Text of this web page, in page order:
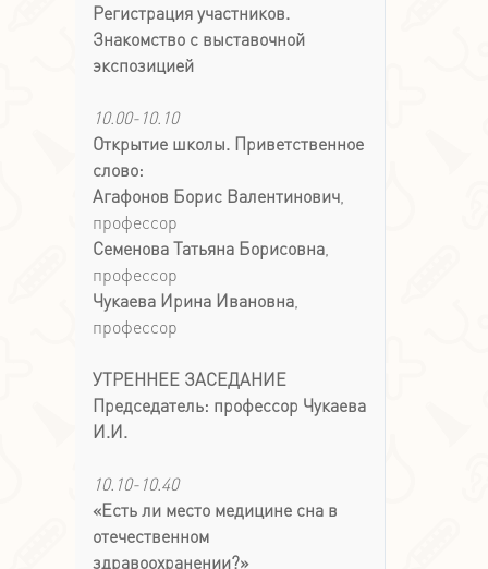
Регистрация участников.
Знакомство с выставочной
экспозицией
10.00-10.10
Открытие школы. Приветственное
слово:
Агафонов Борис Валентинович,
профессор
Семенова Татьяна Борисовна,
профессор
Чукаева Ирина Ивановна,
профессор
УТРЕННЕЕ ЗАСЕДАНИЕ
Председатель: профессор Чукаева
И.И.
10.10-10.40
«Есть ли место медицине сна в
отечественном
здравоохранении?»